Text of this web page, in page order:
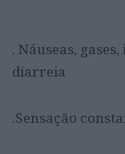
. Náuseas,
diarreia
.Sensação